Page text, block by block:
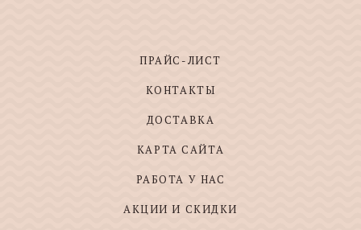
ПРАЙС-ЛИСТ
КОНТАКТЫ
ДОСТАВКА
КАРТА САЙТА
РАБОТА У НАС
АКЦИИ И СКИДКИ